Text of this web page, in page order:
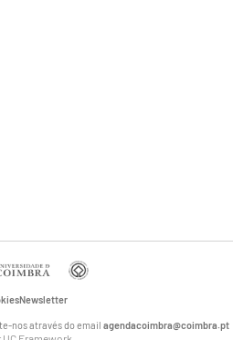
Newsletter
nos através do email agendacoimbra@coimbra.pt